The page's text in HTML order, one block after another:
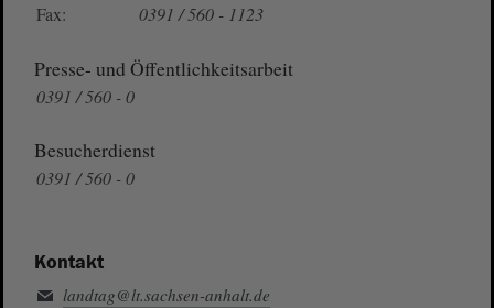
Fax:
0391 / 560 - 1123
Presse- und Öffentlichkeitsarbeit
0391 / 560 - 0
Besucherdienst
0391 / 560 - 0
Kontakt
landtag@lt.sachsen-anhalt.de